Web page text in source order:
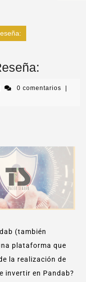
0 comentarios
(también
plataforma que
la realización de
invertir en Pandab?